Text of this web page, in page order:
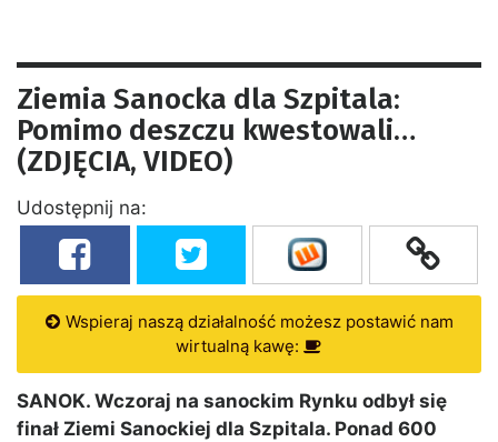
Ziemia Sanocka dla Szpitala:
Pomimo deszczu kwestowali…
(ZDJĘCIA, VIDEO)
Udostępnij na:
Wspieraj naszą działalność możesz postawić nam
wirtualną kawę:
SANOK. Wczoraj na sanockim Rynku odbył się
finał Ziemi Sanockiej dla Szpitala. Ponad 600